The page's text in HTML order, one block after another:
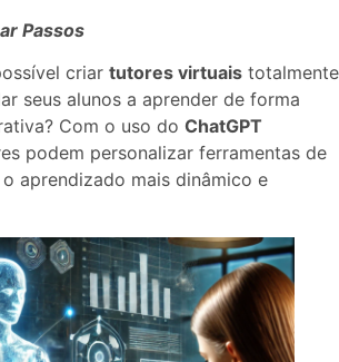
Passos
criar tutores virtuais totalmente
seus alunos a aprender de forma
Com o uso do ChatGPT
podem personalizar ferramentas de
aprendizado mais dinâmico e